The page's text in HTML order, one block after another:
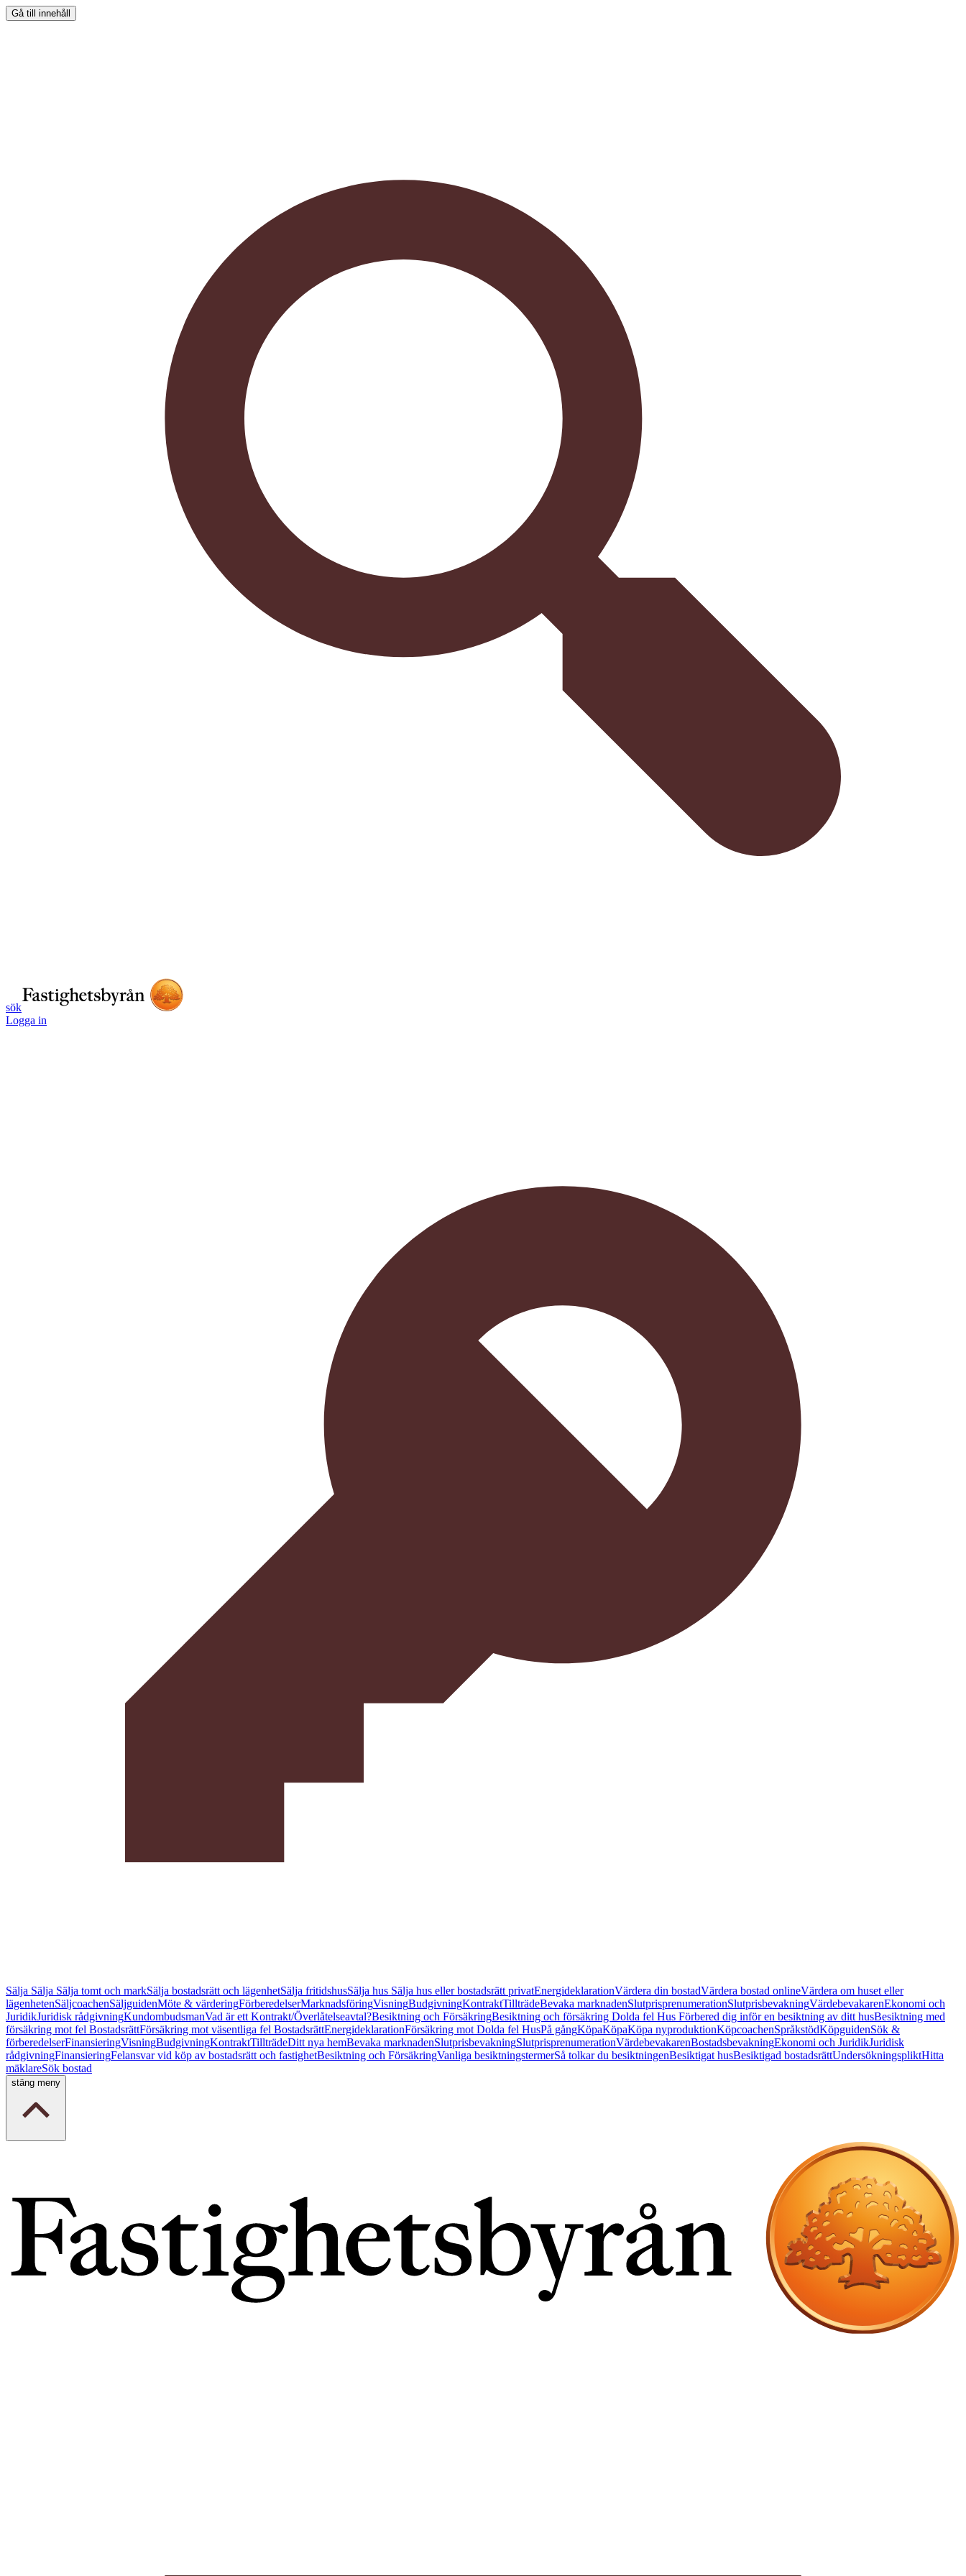
Gå till innehåll
sök
Logga in
Sälja Sälja Sälja tomt och markSälja bostadsrätt och lägenhetSälja fritidshusSälja hus Sälja hus eller bostadsrätt privatEnergideklarationVärdera din bostadVärdera bostad onlineVärdera om huset eller
lägenhetenSäljcoachenSäljguidenMöte & värderingFörberedelserMarknadsföringVisningBudgivningKontraktTillträdeBevaka marknadenSlutprisprenumerationSlutprisbevakningVärdebevakarenEkonomi och
JuridikJuridisk rådgivningKundombudsmanVad är ett Kontrakt/Överlåtelseavtal?Besiktning och FörsäkringBesiktning och försäkring Dolda fel Hus Förbered dig inför en besiktning av ditt husBesiktning med
försäkring mot fel BostadsrättFörsäkring mot väsentliga fel BostadsrättEnergideklarationFörsäkring mot Dolda fel HusPå gångKöpaKöpaKöpa nyproduktionKöpcoachenSpråkstödKöpguidenSök &
förberedelserFinansieringVisningBudgivningKontraktTillträdeDitt nya hemBevaka marknadenSlutprisbevakningSlutprisprenumerationVärdebevakarenBostadsbevakningEkonomi och JuridikJuridisk
rådgivningFinansieringFelansvar vid köp av bostadsrätt och fastighetBesiktning och FörsäkringVanliga besiktningstermerSå tolkar du besiktningenBesiktigat husBesiktigad bostadsrättUndersökningspliktHitta
mäklareSök bostad
stäng meny